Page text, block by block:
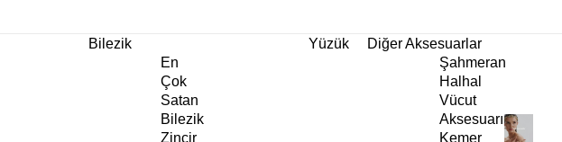
Bilezik
En
Çok
Satan
Bilezik
Zincir
Yüzük
Diğer Aksesuarlar
Şahmeran
Halhal
Vücut
Aksesuarı
Kemer